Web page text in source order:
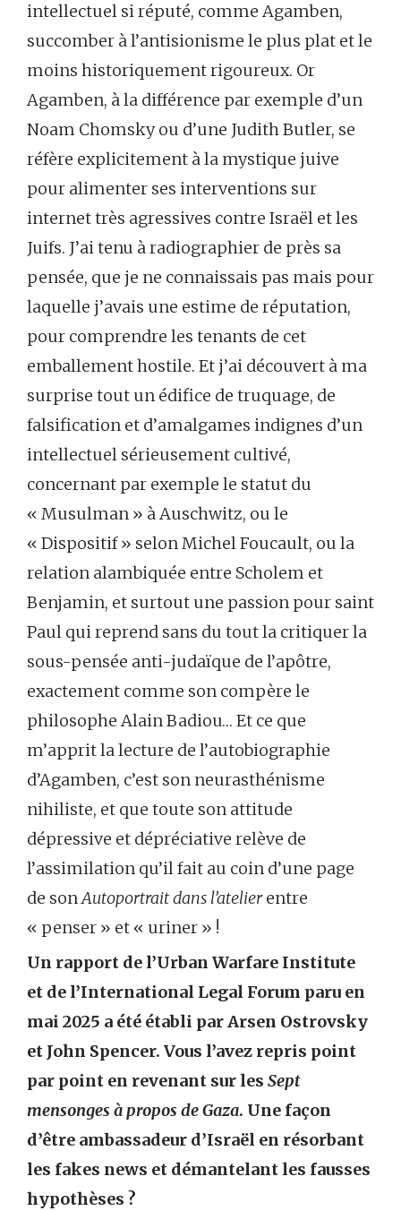
intellectuel si réputé, comme Agamben,
succomber à l’antisionisme le plus plat et le
moins historiquement rigoureux. Or
Agamben, à la différence par exemple d’un
Noam Chomsky ou d’une Judith Butler, se
réfère explicitement à la mystique juive
pour alimenter ses interventions sur
internet très agressives contre Israël et les
Juifs. J’ai tenu à radiographier de près sa
pensée, que je ne connaissais pas mais pour
laquelle j’avais une estime de réputation,
pour comprendre les tenants de cet
emballement hostile. Et j’ai découvert à ma
surprise tout un édifice de truquage, de
falsification et d’amalgames indignes d’un
intellectuel sérieusement cultivé,
concernant par exemple le statut du
« Musulman » à Auschwitz, ou le
« Dispositif » selon Michel Foucault, ou la
relation alambiquée entre Scholem et
Benjamin, et surtout une passion pour saint
Paul qui reprend sans du tout la critiquer la
sous-pensée anti-judaïque de l’apôtre,
exactement comme son compère le
philosophe Alain Badiou… Et ce que
m’apprit la lecture de l’autobiographie
d’Agamben, c’est son neurasthénisme
nihiliste, et que toute son attitude
dépressive et dépréciative relève de
l’assimilation qu’il fait au coin d’une page
de sonAutoportrait dans l’atelierentre
« penser » et « uriner » !
Un rapport de l’Urban Warfare Institute
et de l’International Legal Forum paru en
mai 2025 a été établi par Arsen Ostrovsky
et John Spencer. Vous l’avez repris point
par point en revenant sur les Sept
mensonges à propos de Gaza. Une façon
d’être ambassadeur d’Israël en résorbant
les fakes news et démantelant les fausses
hypothèses ?